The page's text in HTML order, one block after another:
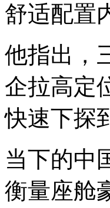
舒适配置
他指出，
企拉高定
快速下探
当下的中
衡量座舱